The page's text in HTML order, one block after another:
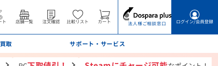
ト 店舗一覧 注文確認 比較リスト カート 法人様ご相談窓口 ログイン/会員登録
取 サポート・サービス